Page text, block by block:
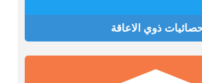
ذوي الاعاقة